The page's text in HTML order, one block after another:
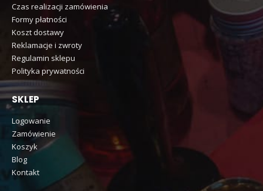
Czas realizacji zamówienia
Formy płatności
Koszt dostawy
Reklamacje i zwroty
Regulamin sklepu
Polityka prywatności
SKLEP
Logowanie
Zamówienie
Koszyk
Blog
Kontakt